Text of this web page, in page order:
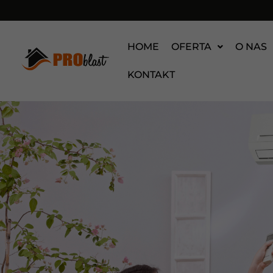
HOME OFERTA O NAS
KONTAKT